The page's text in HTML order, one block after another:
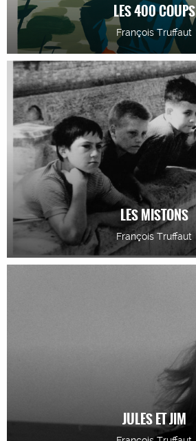
LES 400 COUPS
François Truffaut
LES MISTONS
François Truffaut
JULES ET JIM